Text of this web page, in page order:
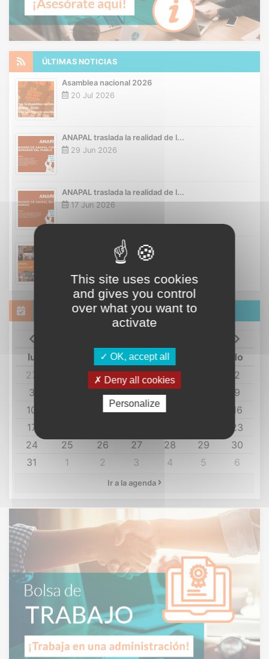
ÚLTIMAS NOTICIAS
Asamblea nacional 2026
20 Jul 2026
ANAPAL traslada la realidad de l...
29 Jun 2026
ANAPAL traslada la realidad de l...
17 Jun 2026
Así vivimos el Día del Lotero 20...
01 Jun 2026
AGENDA Y EVENTOS
lu
mi ju vi
do
27
29 30 31
2
3
5 6 7
9
10
12 13 14
16
17
23
24
25 26 27 28 29
30
31
1 2 3 4 5 6
Ir a la agenda
This site uses cookies
and gives you control
over what you want to
activate
OK, accept all
Deny all cookies
Personalize